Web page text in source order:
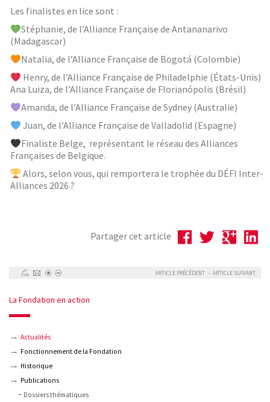
La Fondation en action
Actualités
Fonctionnement de la Fondation
Historique
Publications
Dossiers thématiques
Les finalistes en lice sont :
Stéphanie, de l’Alliance Française de Antananarivo
(Madagascar)
Natalia, de l’Alliance Française de Bogotá (Colombie)
Henry, de l’Alliance Française de Philadelphie (États-Unis)
Ana Luiza, de l’Alliance Française de Florianópolis (Brésil)
Amanda, de l’Alliance Française de Sydney (Australie)
Juan, de l’Alliance Française de Valladolid (Espagne)
Finaliste Belge, représentant le réseau des Alliances
Françaises de Belgique.
Alors, selon vous, qui remportera le trophée du DÉFI Inter-
Alliances 2026 ?
Partager cet article
ARTICLE PRÉCÉDENT - ARTICLE SUIVANT